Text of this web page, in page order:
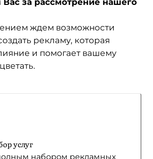
ждем возможности
рекламу, которая
и помогает вашему
услуг
набором рекламных